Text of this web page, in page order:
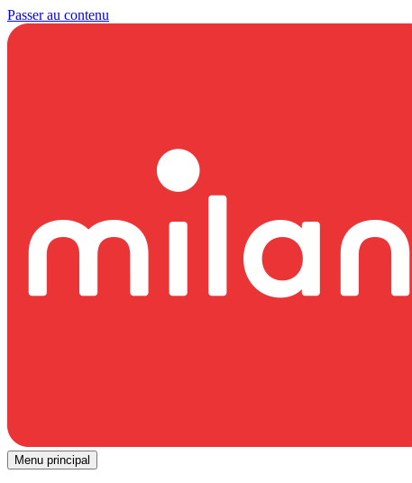
Passer au contenu
Menu principal